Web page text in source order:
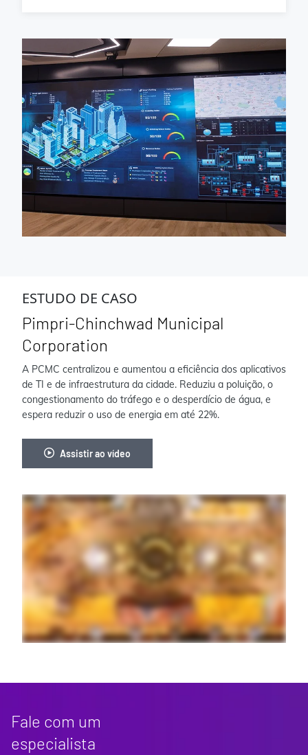
ESTUDO DE CASO
Pimpri-Chinchwad Municipal
Corporation
A PCMC centralizou e aumentou a eficiência dos aplicativos
de TI e de infraestrutura da cidade. Reduziu a poluição, o
congestionamento do tráfego e o desperdício de água, e
espera reduzir o uso de energia em até 22%.
Assistir ao vídeo
Fale com um
especialista